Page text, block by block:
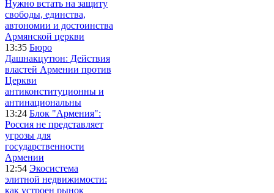
Нужно встать на защиту
свободы, единства,
автономии и достоинства
Армянской церкви
13:35 Бюро
Дашнакцутюн: Действия
властей Армении против
Церкви
антиконституционны и
антинациональны
13:24 Блок "Армения":
Россия не представляет
угрозы для
государственности
Армении
12:54 Экосистема
элитной недвижимости:
как устроен рынок